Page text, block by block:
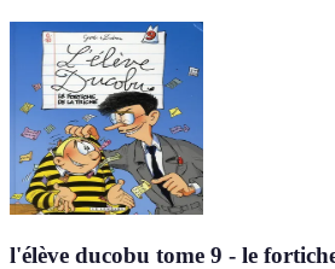
l'élève ducobu tome 9 - le